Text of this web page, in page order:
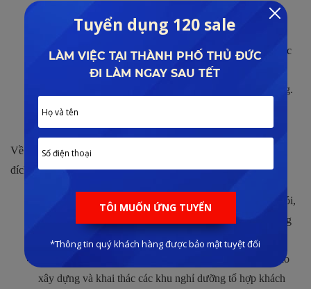
thực, cà phê, quán bar, dịch vụ quản lý và khai thác các
thương hiệu hàng đầu thế giới.
Nova Retail: Thương hiệu mang đến cho khách hàng các
sản phẩm thời trang, mỹ phẩm, phụ kiện, cùng loạt cửa
hàng tiện lợi được cung cấp bởi các thương hiệu nổi tiếng.
Lĩnh vực dịch vụ.
Về lĩnh vực này tập đoàn hoạt động với nhiều tiêu chí và mục
đích rõ ràng với một số thương hiệu như:
Tập trung vào lĩnh vực tour du lịch trọn gói,
mang đến nhiều giải pháp lưu trú và di chuyển chất lượng
cao cho du khách trong nước và quốc tế.
Doanh nghiệp phát triển tập trung vào
xây dựng và khai thác các khu nghỉ dưỡng tổ hợp khách